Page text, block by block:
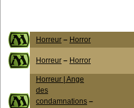
Horreur – Horror
Horreur – Horror
Horreur | Ange
des
condamnations –